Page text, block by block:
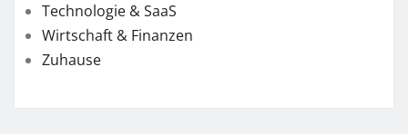
Technologie & SaaS
Wirtschaft & Finanzen
Zuhause